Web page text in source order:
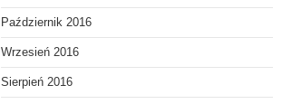
Październik 2016
Wrzesień 2016
Sierpień 2016